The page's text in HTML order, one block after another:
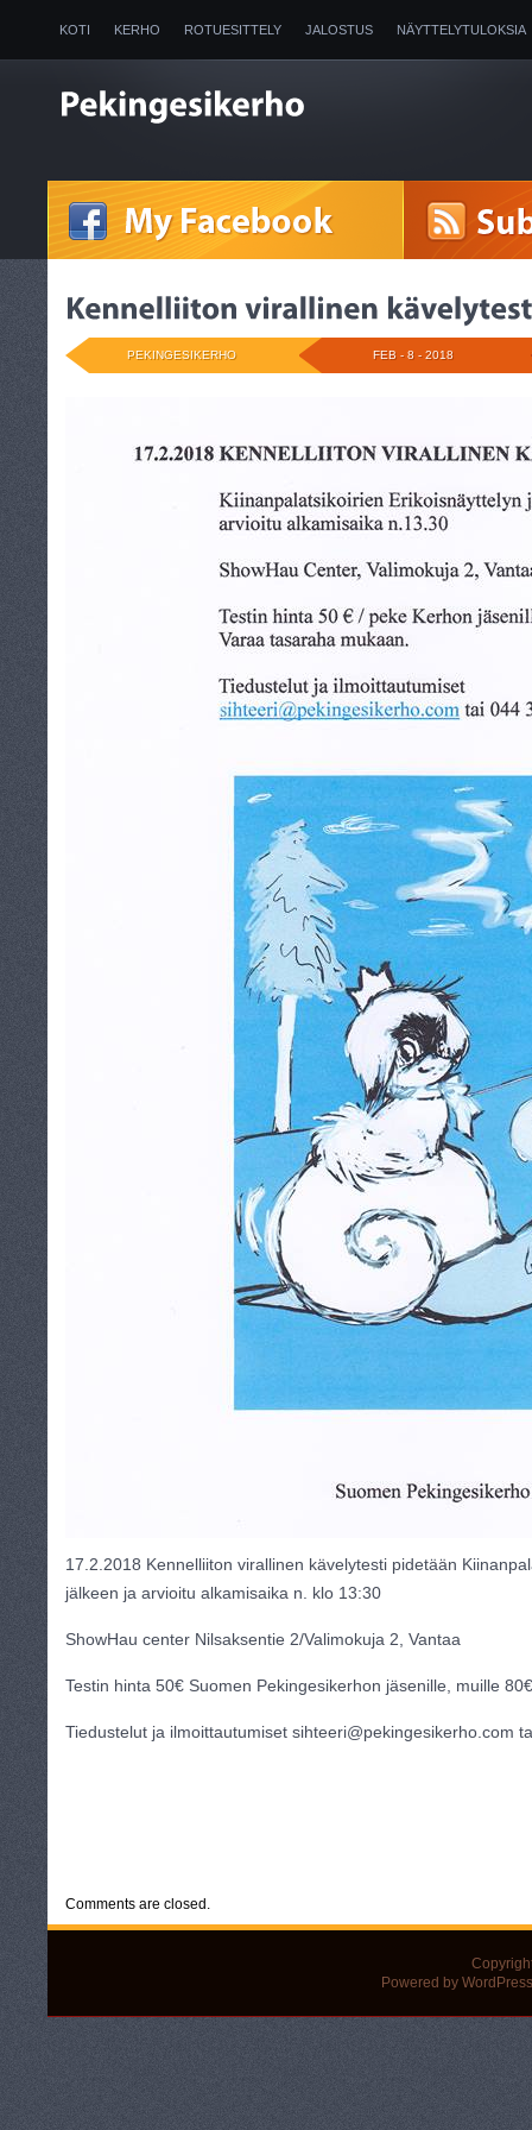
KOTI KERHO ROTUESITTELY JALOSTUS NÄYTTELYTULOKSIA
2025
FEB - 8 - 2018
PEKINGESIKERHO
17.2.2018 Kennelliiton virallinen kävelytesti pidetään
jälkeen ja arvioitu alkamisaika n. klo 13:30
ShowHau center Nilsaksentie 2/Valimokuja 2, Vantaa
Testin hinta 50€ Suomen Pekingesikerhon jäsenille, muille
Tiedustelut ja ilmoittautumiset sihteeri@pekingesikerho.com
Comments are closed.
Powered by